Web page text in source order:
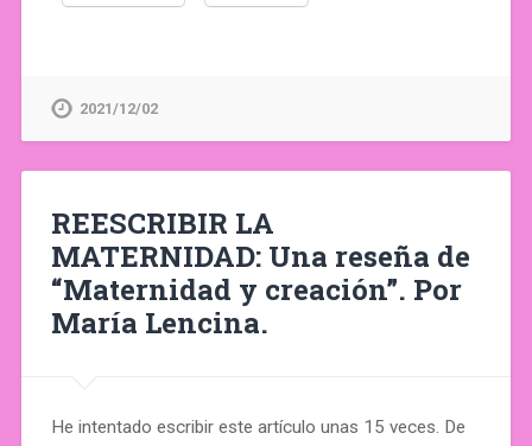
2021/12/02
REESCRIBIR LA
MATERNIDAD: Una reseña de
“Maternidad y creación”. Por
María Lencina.
He intentado escribir este artículo unas 15 veces. De